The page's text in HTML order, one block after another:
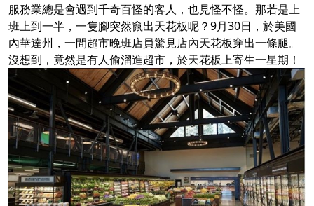
服務業總是會遇到千奇百怪的客人，也見怪不怪。那若是上
班上到一半，一隻腳突然竄出天花板呢？9月30日，於美國
內華達州，一間超市晚班店員驚見店內天花板穿出一條腿。
沒想到，竟然是有人偷溜進超市，於天花板上寄生一星期！